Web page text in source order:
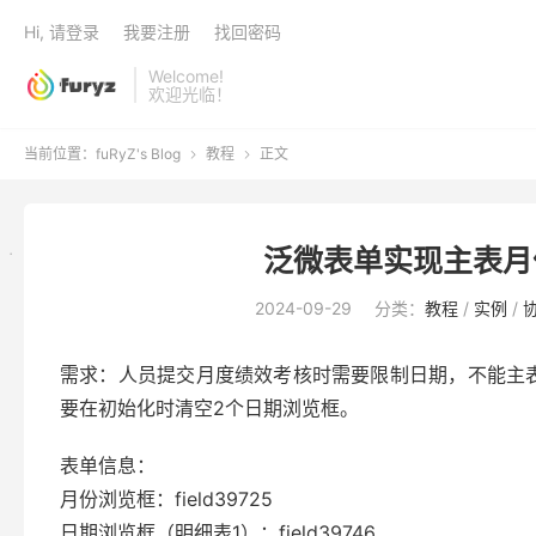
Welcome!
欢迎光临！
Hi, 请登录 我要注册 找回密码
当前位置： fuRyZ's Blog  教程  正文
泛微表单实现主表
2024-09-29 分类： 教程 / 实例 /
需求：人员提交月度绩效考核时需要限制日期，不能
要在初始化时清空2个日期浏览框。
表单信息：
月份浏览框：field39725